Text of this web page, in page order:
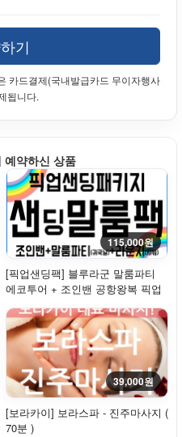
기
카드결제(국내발급카드 무이자행사
됩니다.
예약하신 상품
115,000원
[픽업샌딩팩] 블루라군 말룸파티
에코투어 + 조인밴 공항왕복 픽업
샌딩(샌딩시...
39,000원
[보라카이] 보라스파 - 진주마사지 (
70분 )